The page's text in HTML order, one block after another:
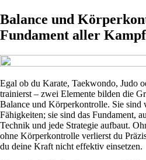
Balance und
Fundament aller
Egal ob du Karate, Taekwondo, Judo
trainierst – zwei Elemente bilden die
Balance und Körperkontrolle. Sie sind
Fähigkeiten; sie sind das Fundament,
Technik und jede Strategie aufbaut.
ohne Körperkontrolle verlierst du
du deine Kraft nicht effektiv einsetzen.